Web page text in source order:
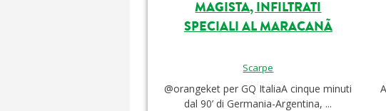
MAGISTA, INFILTRATI
SPECIALI AL MARACANÃ
Scarpe
@orangeket per GQ ItaliaA cinque minuti
dal 90’ di Germania-Argentina, ...